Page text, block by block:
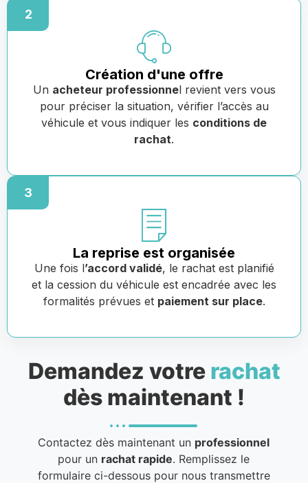
2
Création d'une offre
Un acheteur professionnel revient vers vous
pour préciser la situation, vérifier l’accès au
véhicule et vous indiquer les conditions de
rachat.
3
La reprise est organisée
Une fois l’accord validé, le rachat est planifié
et la cession du véhicule est encadrée avec les
formalités prévues et paiement sur place.
Demandez votre rachat
dès maintenant !
Contactez dès maintenant un professionnel
pour un rachat rapide. Remplissez le
formulaire ci-dessous pour nous transmettre